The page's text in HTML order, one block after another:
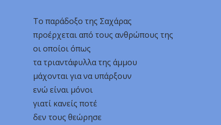
Το παράδοξο της Σαχάρας
προέρχεται από τους ανθρώπους της
οι οποίοι όπως
τα τριαντάφυλλα της άμμου
μάχονται για να υπάρξουν
ενώ είναι μόνοι
γιατί κανείς ποτέ
δεν τους θεώρησε